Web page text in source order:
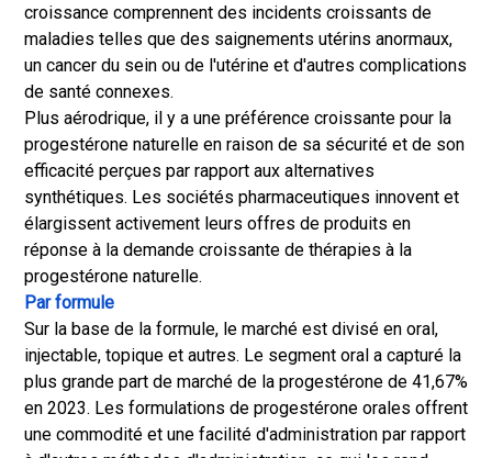
croissance comprennent des incidents croissants de
maladies telles que des saignements utérins anormaux,
un cancer du sein ou de l'utérine et d'autres complications
de santé connexes.
Plus aérodrique, il y a une préférence croissante pour la
progestérone naturelle en raison de sa sécurité et de son
efficacité perçues par rapport aux alternatives
synthétiques. Les sociétés pharmaceutiques innovent et
élargissent activement leurs offres de produits en
réponse à la demande croissante de thérapies à la
progestérone naturelle.
Par formule
Sur la base de la formule, le marché est divisé en oral,
injectable, topique et autres. Le segment oral a capturé la
plus grande part de marché de la progestérone de 41,67%
en 2023. Les formulations de progestérone orales offrent
une commodité et une facilité d'administration par rapport